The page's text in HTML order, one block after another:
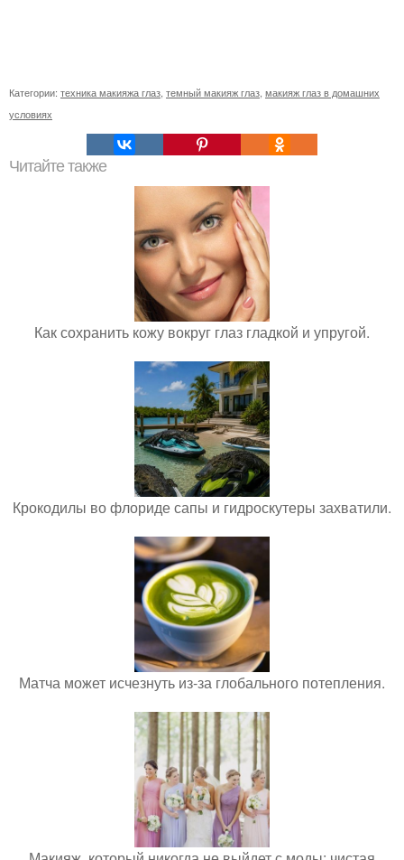
Категории: техника макияжа глаз темный макияж глаз макияж глаз в домашних
условиях
Читайте также
Как сохранить кожу вокруг глаз гладкой и упругой.
Крокодилы во флориде сапы и гидроскутеры захватили.
Матча может исчезнуть из-за глобального потепления.